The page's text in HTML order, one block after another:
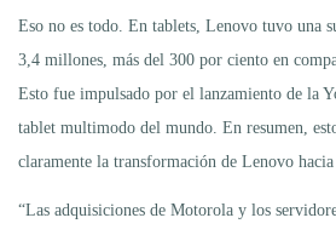
Eso no es todo. En tablets, Lenovo tuvo una
3,4 millones, más del 300 por ciento en
Esto fue impulsado por el lanzamiento de la
tablet multimodo del mundo. En resumen,
claramente la transformación de Lenovo hacia
“Las adquisiciones de Motorola y los